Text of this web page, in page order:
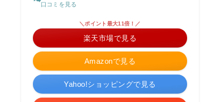
口コミを見る
Amazonで見る
＼ポイント最大11倍！／
楽天市場で見る
Yahoo!ショッピングで見る